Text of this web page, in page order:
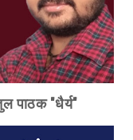
पाठक "धैर्य"